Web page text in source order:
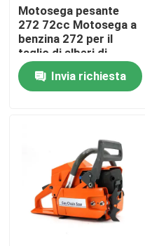
Prodotti
Video
display di fabbrica
Contattaci
Motosega pesante
272 72cc Motosega a
benzina 272 per il
taglio di alberi di
grandi dimensioni
Invia richiesta